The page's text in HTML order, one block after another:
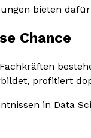
bieten
Chance
profitiert
in Data